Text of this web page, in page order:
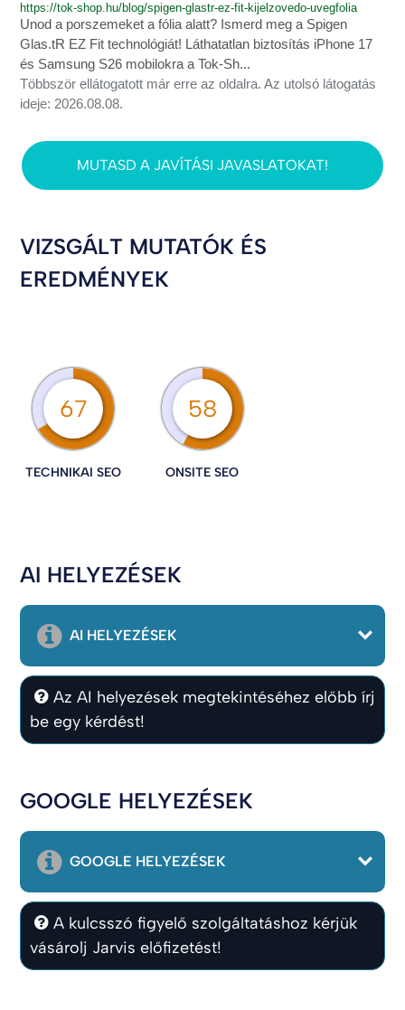
https://tok-shop.hu/blog/spigen-glastr-ez-fit-kijelzovedo-uvegfolia
Unod a porszemeket a fólia alatt? Ismerd meg a Spigen
Glas.tR EZ Fit technológiát! Láthatatlan biztosítás iPhone 17
és Samsung S26 mobilokra a Tok-Sh...
Többször ellátogatott már erre az oldalra. Az utolsó látogatás
ideje: 2026.08.08.
MUTASD A JAVÍTÁSI JAVASLATOKAT!
VIZSGÁLT MUTATÓK ÉS
EREDMÉNYEK
67
TECHNIKAI SEO
58
ONSITE SEO
AI HELYEZÉSEK
AI HELYEZÉSEK
Az AI helyezések megtekintéséhez előbb írj
be egy kérdést!
GOOGLE HELYEZÉSEK
GOOGLE HELYEZÉSEK
A kulcsszó figyelő szolgáltatáshoz kérjük
vásárolj Jarvis előfizetést!